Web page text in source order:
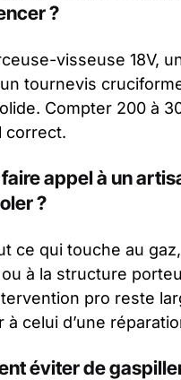
?
visseuse 18V,
tournevis
Compter 200 à
correct.
appel à un
?
ce qui touche au
à la structure
pro reste
à celui d’une
éviter de